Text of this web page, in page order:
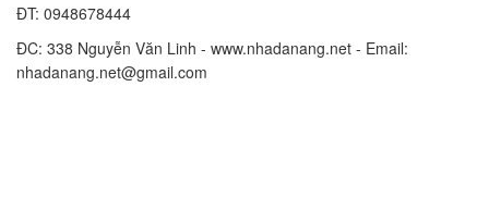
ĐT: 0948678444
ĐC: 338 Nguyễn Văn Linh - www.nhadanang.net - Email:
nhadanang.net@gmail.com